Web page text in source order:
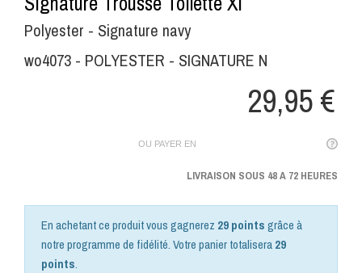
Polyester - Signature navy
wo4073 - POLYESTER - SIGNATURE N
29,95 €
OU PAYER EN
LIVRAISON SOUS 48 A 72 HEURES
En achetant ce produit vous gagnerez 29 pointsgrâce à
notre programme de fidélité. Votre panier totalisera29
points.